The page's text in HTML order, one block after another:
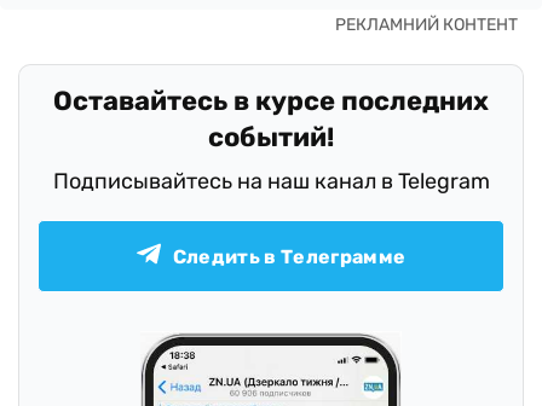
Оставайтесь в курсе последних
событий!
Подписывайтесь на наш канал в Telegram
Следить в Телеграмме